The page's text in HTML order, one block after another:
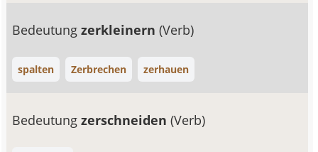
Bedeutungzerkleinern(Verb)
spalten Zerbrechen zerhauen
Bedeutungzerschneiden(Verb)